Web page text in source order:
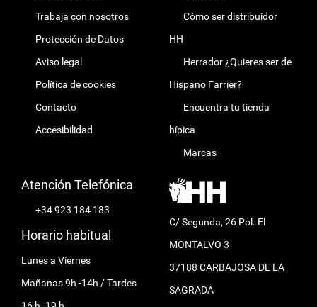
Trabaja con nosotros
Protección de Datos
Aviso legal
Política de cookies
Contacto
Accesibilidad
Cómo ser distribuidor
HH
Herrador ¿Quieres ser de
Hispano Farrier?
Encuentra tu tienda
hípica
Marcas
Atención Telefónica
+34 923 184 183
Horario habitual
Lunes a Viernes
Mañanas 9h -14h / Tardes
C/ Segunda, 26 Pol. El
MONTALVO 3
37188 CARBAJOSA DE LA
SAGRADA